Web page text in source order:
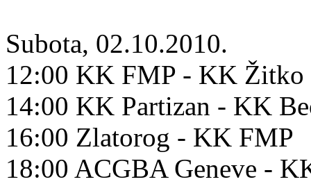
Subota, 02.10.2010.
12:00 KK FMP - KK Žitko
14:00 KK Partizan - KK
16:00 Zlatorog - KK FMP
18:00 ACGBA Geneve -